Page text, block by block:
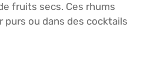
fruits secs. Ces rhums
purs ou dans des cocktails